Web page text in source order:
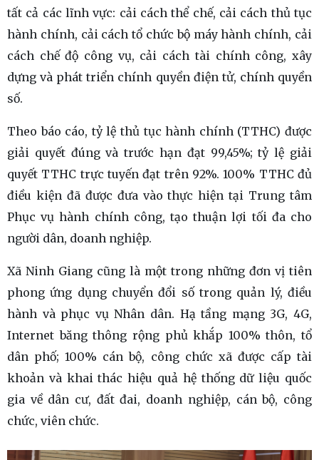
tất cả các lĩnh vực: cải cách thể chế, cải cách thủ tục
hành chính, cải cách tổ chức bộ máy hành chính, cải
cách chế độ công vụ, cải cách tài chính công, xây
dựng và phát triển chính quyền điện tử, chính quyền
số.
Theo báo cáo, tỷ lệ thủ tục hành chính (TTHC) được
giải quyết đúng và trước hạn đạt 99,45%; tỷ lệ giải
quyết TTHC trực tuyến đạt trên 92%. 100% TTHC đủ
điều kiện đã được đưa vào thực hiện tại Trung tâm
Phục vụ hành chính công, tạo thuận lợi tối đa cho
người dân, doanh nghiệp.
Xã Ninh Giang cũng là một trong những đơn vị tiên
phong ứng dụng chuyển đổi số trong quản lý, điều
hành và phục vụ Nhân dân. Hạ tầng mạng 3G, 4G,
Internet băng thông rộng phủ khắp 100% thôn, tổ
dân phố; 100% cán bộ, công chức xã được cấp tài
khoản và khai thác hiệu quả hệ thống dữ liệu quốc
gia về dân cư, đất đai, doanh nghiệp, cán bộ, công
chức, viên chức.